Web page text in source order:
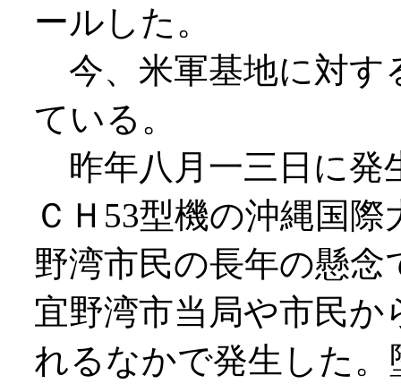
ールした。
今、米軍基地に対す
ている。
昨年八月一三日に発
ＣＨ53型機の沖縄国
野湾市民の長年の懸
宜野湾市当局や市民
れるなかで発生した